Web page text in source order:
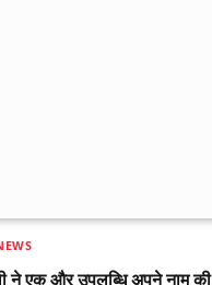
ने एक और उपलब्धि अपने नाम की